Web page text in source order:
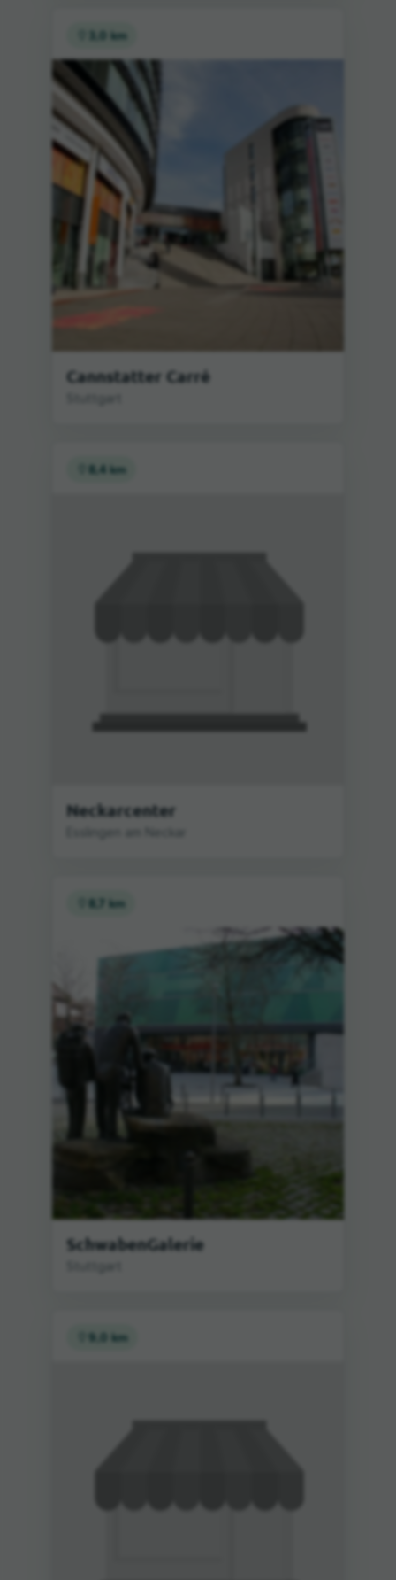
3,0 km
Cannstatter Carré
8,4 km
Neckarcenter
8,7 km
SchwabenGalerie
9,0 km